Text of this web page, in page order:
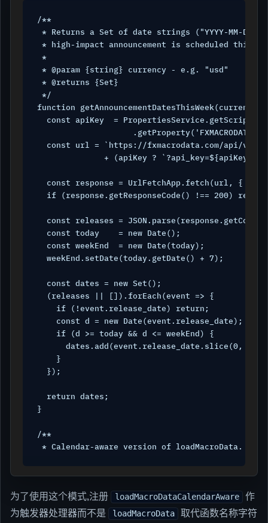
/**
* Returns a Set of date strings ("YYYY-MM-
* high-impact announcement is scheduled this
*
* @param {string} currency - e.g. "usd"
* @returns {Set}
*/
function getAnnouncementDatesThisWeek(currency)
const apiKey  =
const url = `https://fxmacrodata.com/api/v1/
+ (apiKey ? `?api_key=${apiKey}`
const response = UrlFetchApp.fetch(url, {
if (response.getResponseCode() !== 200)
const releases =
  const today    = new Date();
  const weekEnd  = new Date(today);
  weekEnd.setDate(today.getDate() + 7);
  const dates = new Set();
  (releases || []).forEach(event => {
    if (!event.release_date) return;
    const d = new Date(event.release_date);
    if (d >= today && d <= weekEnd) {
dates.add(event.release_date.slice(0,
    }
  });
  return dates;
}
/**
* Calendar-aware version of loadMacroData.
为了使用这个模式,注册 loadMacroDataCalendarAware
作
为触发器处理器而不是
loadMacroData
取代函数名称字符